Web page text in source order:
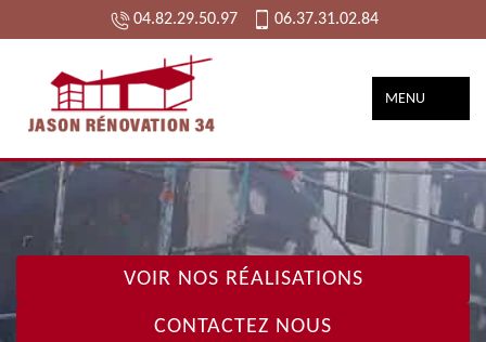
04.82.29.50.97 06.37.31.02.84
MENU
VOIR NOS RÉALISATIONS
CONTACTEZ NOUS